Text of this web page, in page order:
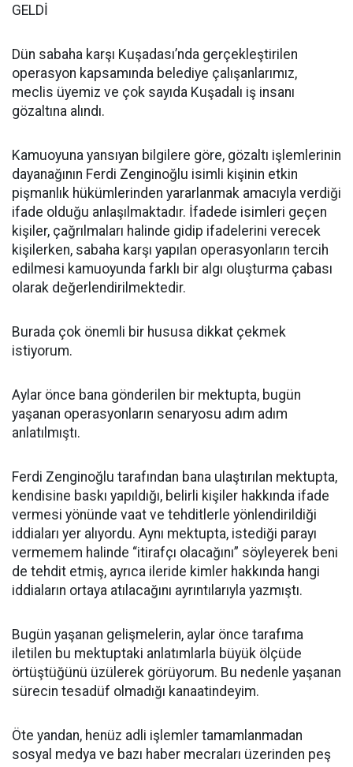
GELDİ
Dün sabaha karşı Kuşadası’nda gerçekleştirilen
operasyon kapsamında belediye çalışanlarımız,
meclis üyemiz ve çok sayıda Kuşadalı iş insanı
gözaltına alındı.
Kamuoyuna yansıyan bilgilere göre, gözaltı işlemlerinin
dayanağının Ferdi Zenginoğlu isimli kişinin etkin
pişmanlık hükümlerinden yararlanmak amacıyla verdiği
ifade olduğu anlaşılmaktadır. İfadede isimleri geçen
kişiler, çağrılmaları halinde gidip ifadelerini verecek
kişilerken, sabaha karşı yapılan operasyonların tercih
edilmesi kamuoyunda farklı bir algı oluşturma çabası
olarak değerlendirilmektedir.
Burada çok önemli bir hususa dikkat çekmek
istiyorum.
Aylar önce bana gönderilen bir mektupta, bugün
yaşanan operasyonların senaryosu adım adım
anlatılmıştı.
Ferdi Zenginoğlu tarafından bana ulaştırılan mektupta,
kendisine baskı yapıldığı, belirli kişiler hakkında ifade
vermesi yönünde vaat ve tehditlerle yönlendirildiği
iddiaları yer alıyordu. Aynı mektupta, istediği parayı
vermemem halinde “itirafçı olacağını” söyleyerek beni
de tehdit etmiş, ayrıca ileride kimler hakkında hangi
iddiaların ortaya atılacağını ayrıntılarıyla yazmıştı.
Bugün yaşanan gelişmelerin, aylar önce tarafıma
iletilen bu mektuptaki anlatımlarla büyük ölçüde
örtüştüğünü üzülerek görüyorum. Bu nedenle yaşanan
sürecin tesadüf olmadığı kanaatindeyim.
Öte yandan, henüz adli işlemler tamamlanmadan
sosyal medya ve bazı haber mecraları üzerinden peş